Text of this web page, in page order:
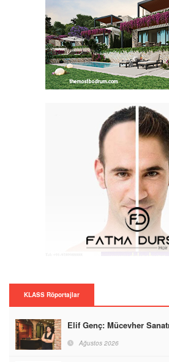
KLASS Röportajlar
Elif Genç: Mücevher
Ağustos 2026